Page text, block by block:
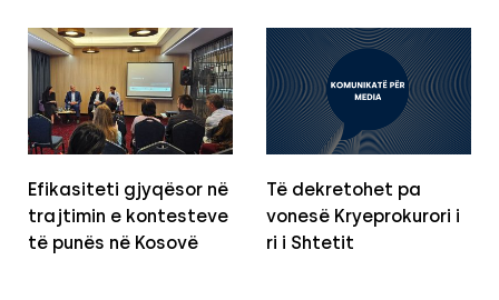
Efikasiteti gjyqësor në
trajtimin e kontesteve
të punës në Kosovë
Të dekretohet pa
vonesë Kryeprokurori i
ri i Shtetit